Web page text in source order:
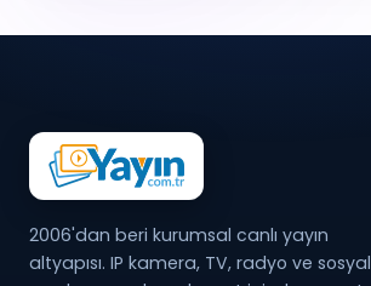
2006'dan beri kurumsal canlı yayın
altyapısı. IP kamera, TV, radyo ve sosyal